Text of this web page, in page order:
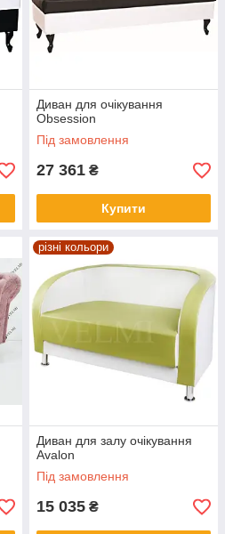
Диван для очікування
Obsession
Під замовлення
27 361 ₴
Купити
різні кольори
Диван для залу очікування
Avalon
Під замовлення
15 035 ₴